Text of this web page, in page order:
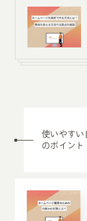
使いやすい
のポイント